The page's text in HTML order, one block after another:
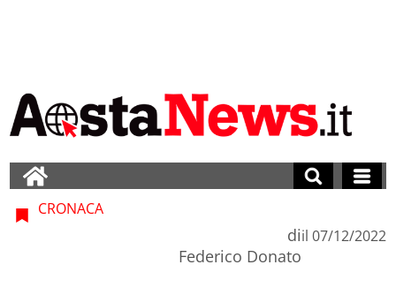
CRONACA
di
Federico Donato
il 07/12/2022